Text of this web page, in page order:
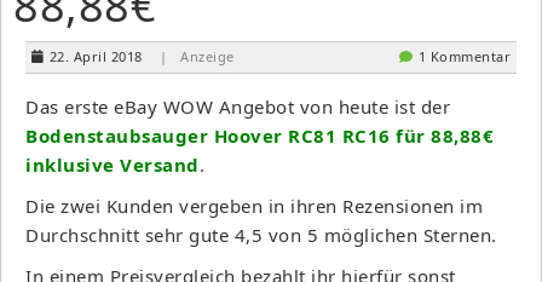
22. April 2018 | Anzeige 1 Kommentar
Das erste eBay WOW Angebot von heute ist der
Bodenstaubsauger Hoover RC81 RC16 für 88,88€
inklusive Versand.
Die zwei Kunden vergeben in ihren Rezensionen im
Durchschnitt sehr gute 4,5 von 5 möglichen Sternen.
In einem Preisvergleich bezahlt ihr hierfür sonst